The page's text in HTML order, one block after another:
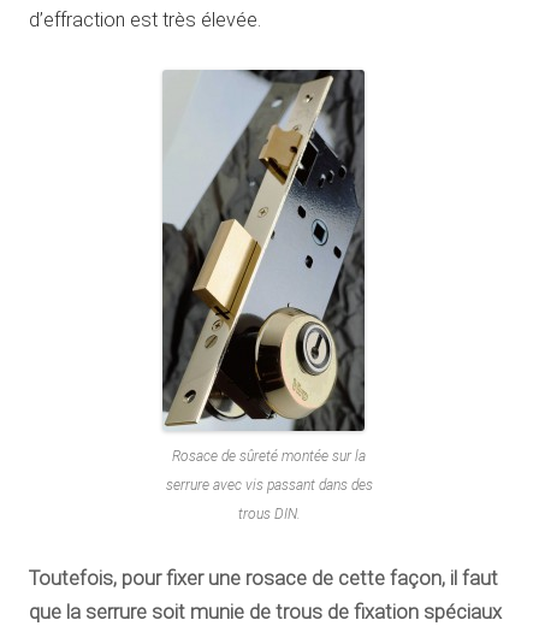
d’effraction est très élevée.
Rosace de sûreté montée sur la
serrure avec vis passant dans des
trous DIN.
Toutefois, pour fixer une rosace de cette façon, il faut
que la serrure soit munie de trous de fixation spéciaux